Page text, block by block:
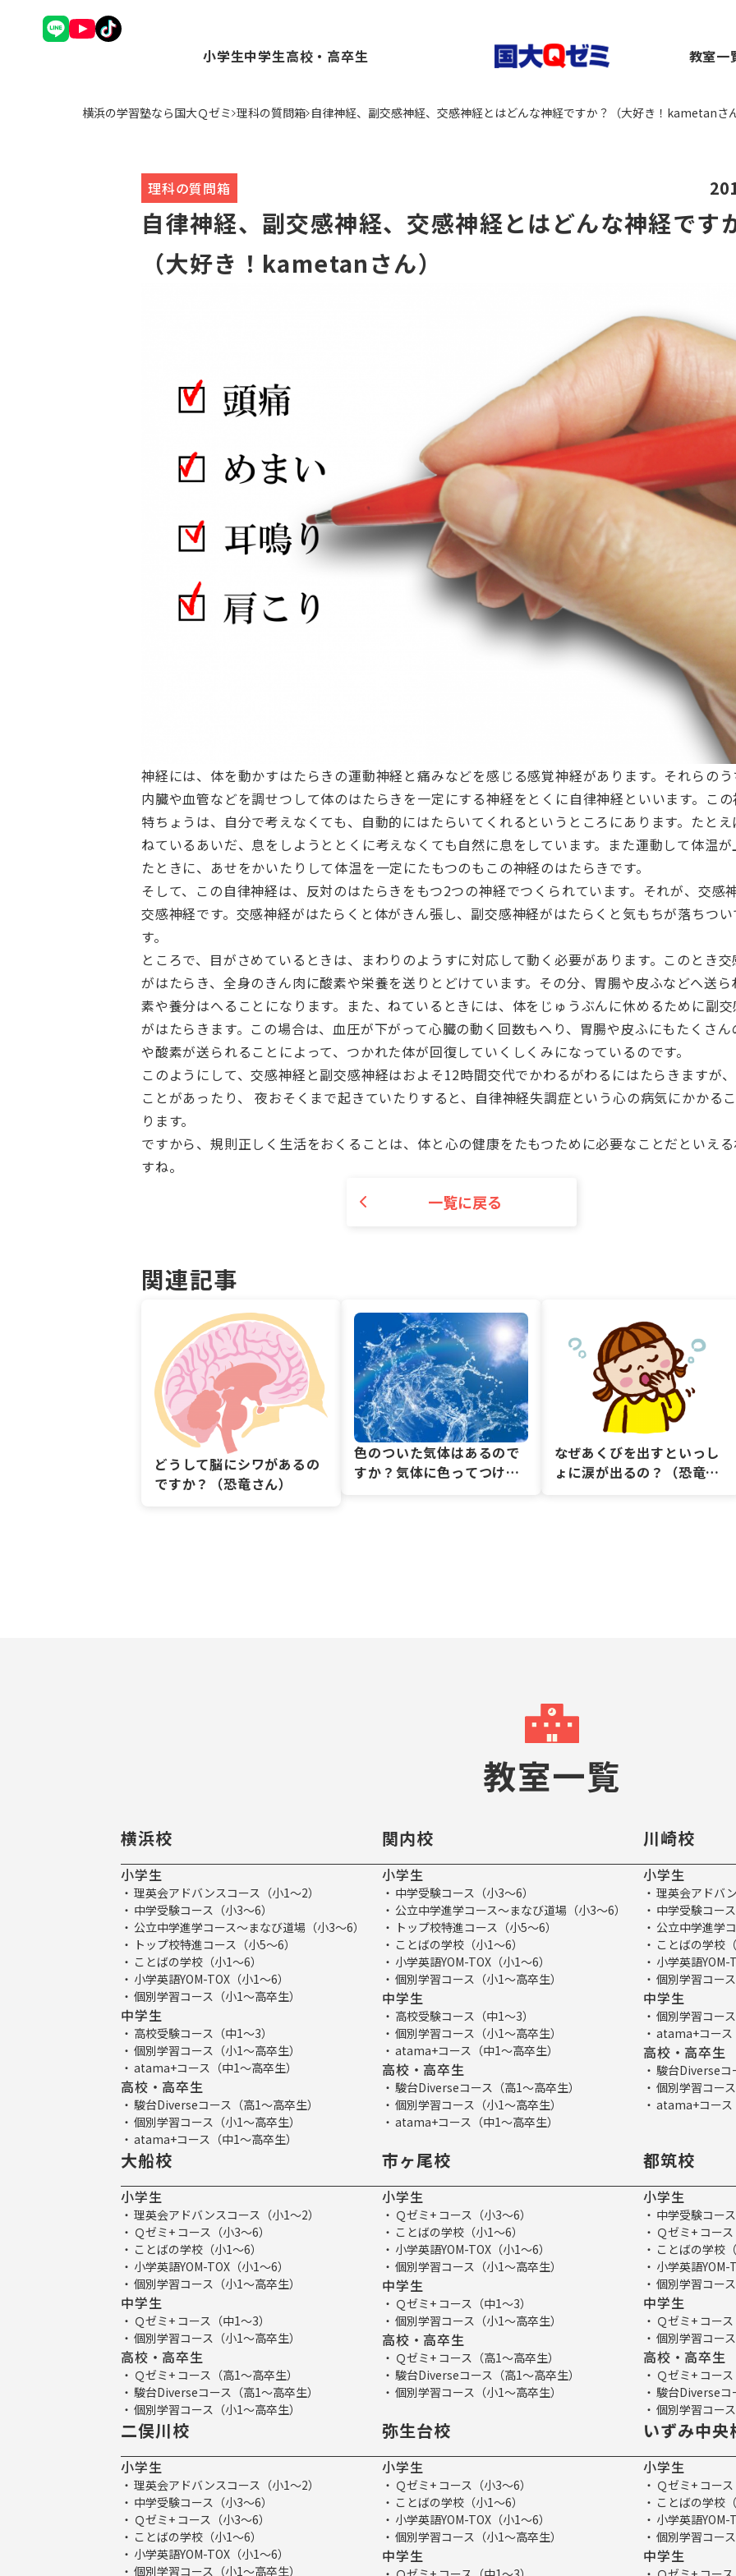
小学生
理英会アドバンスコース（小1～2）
トップ校特進コース（小5～6）
ことばの学校（小1～6）
小学英語YOM-TOX（小1～6）
個別学習コース（小1～高卒生）
中学生
Ｑゼミ+ コース（中1～3）
高校・高卒生
Ｑゼミ+ コース（高1～高卒生）
教室一
横浜
市
都
二俣
弥生
横浜の学習塾なら国大Ｑゼミ 理科の質問箱 自律神経、副交感神経、交感神経とはどんな神経ですか？（大好き！kametanさ
理科の質問箱
自律神経、副交感神経、交感神経とはどんな神経です
（大好き！kametanさん）
神経には、体を動かすはたらきの運動神経と痛みなどを感じる感覚神経があります。それらの
内臓や血管などを調せつして体のはたらきを一定にする神経をとくに自律神経といいます。こ
特ちょうは、自分で考えなくても、自動的にはたらいてくれるというところにあります。たと
ねているあいだ、息をしようととくに考えなくても自然に息をしています。また運動して体温
たときに、あせをかいたりして体温を一定にたもつのもこの神経のはたらきです。
そして、この自律神経は、反対のはたらきをもつ2つの神経でつくられています。それが、交感
交感神経です。交感神経がはたらくと体がきん張し、副交感神経がはたらくと気もちが落ちつ
す。
ところで、目がさめているときは、まわりのようすに対応して動く必要があります。このとき
がはたらき、全身のきん肉に酸素や栄養を送りとどけています。その分、胃腸や皮ふなどへ送ら
素や養分はへることになります。また、ねているときには、体をじゅうぶんに休めるために副
がはたらきます。この場合は、血圧が下がって心臓の動く回数もへり、胃腸や皮ふにもたくさん
や酸素が送られることによって、つかれた体が回復していくしくみになっているのです。
このようにして、交感神経と副交感神経はおよそ12時間交代でかわるがわるにはたらきますが
ことがあったり、 夜おそくまで起きていたりすると、自律神経失調症という心の病気にかかる
ります。
ですから、規則正しく生活をおくることは、体と心の健康をたもつために必要なことだといえ
すね。
一覧に戻る
関連記事
どうして脳にシワがあるの
ですか？（恐竜さん）
色のついた気体はあるので
すか？気体に色ってつけら
なぜあくびを出すといっし
ょに涙が出るの？（恐竜マ
教室一覧
横浜校
小学生
理英会アドバンスコース（小1～2）
中学受験コース（小3～6）
公立中学進学コース～まなび道場（小3～6）
トップ校特進コース（小5～6）
ことばの学校（小1～6）
小学英語YOM-TOX（小1～6）
個別学習コース（小1～高卒生）
中学生
高校受験コース（中1～3）
個別学習コース（小1～高卒生）
atama+コース（中1～高卒生）
高校・高卒生
駿台Diverseコース（高1～高卒生）
個別学習コース（小1～高卒生）
atama+コース（中1～高卒生）
関内校
小学生
中学受験コース（小3～6）
公立中学進学コース～まなび道場（小3～6）
トップ校特進コース（小5～6）
ことばの学校（小1～6）
小学英語YOM-TOX（小1～6）
個別学習コース（小1～高卒生）
中学生
高校受験コース（中1～3）
個別学習コース（小1～高卒生）
atama+コース（中1～高卒生）
高校・高卒生
駿台Diverseコース（高1～高卒生）
個別学習コース（小1～高卒生）
atama+コース（中1～高卒生）
川崎校
小学生
理英会アドバ
中学受験コー
公立中学進学
ことばの学校
小学英語YOM-
個別学習コー
中学生
個別学習コー
atama+コース
高校・高卒生
駿台Diverseコ
個別学習コー
atama+コース
大船校
小学生
理英会アドバンスコース（小1～2）
Ｑゼミ+ コース（小3～6）
ことばの学校（小1～6）
小学英語YOM-TOX（小1～6）
個別学習コース（小1～高卒生）
中学生
Ｑゼミ+ コース（中1～3）
個別学習コース（小1～高卒生）
高校・高卒生
Ｑゼミ+ コース（高1～高卒生）
駿台Diverseコース（高1～高卒生）
個別学習コース（小1～高卒生）
市ヶ尾校
小学生
Ｑゼミ+ コース（小3～6）
ことばの学校（小1～6）
小学英語YOM-TOX（小1～6）
個別学習コース（小1～高卒生）
中学生
Ｑゼミ+ コース（中1～3）
個別学習コース（小1～高卒生）
高校・高卒生
Ｑゼミ+ コース（高1～高卒生）
駿台Diverseコース（高1～高卒生）
個別学習コース（小1～高卒生）
都筑校
小学生
中学受験コー
Ｑゼミ+ コー
ことばの学校
小学英語YOM-
個別学習コー
中学生
Ｑゼミ+ コー
個別学習コー
高校・高卒生
Ｑゼミ+ コー
駿台Diverseコ
個別学習コー
二俣川校
小学生
理英会アドバンスコース（小1～2）
中学受験コース（小3～6）
Ｑゼミ+ コース（小3～6）
ことばの学校（小1～6）
小学英語YOM-TOX（小1～6）
個別学習コース（小1～高卒生）
弥生台校
小学生
Ｑゼミ+ コース（小3～6）
ことばの学校（小1～6）
小学英語YOM-TOX（小1～6）
個別学習コース（小1～高卒生）
中学生
いずみ中央
小学生
Ｑゼミ+ コー
ことばの学校
小学英語YOM-
個別学習コー
中学生